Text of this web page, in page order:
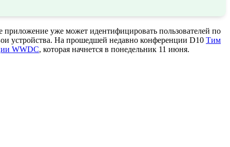
приложение уже может идентифицировать пользователей по
устройства. На прошедшей недавно конференции D10 Тим
WWDC, которая начнется в понедельник 11 июня.